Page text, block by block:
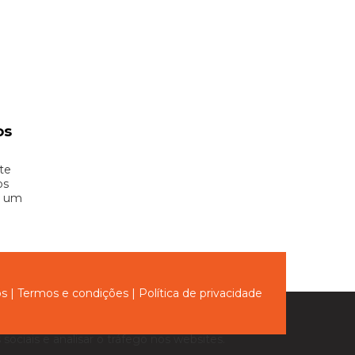
um
| Termos e condições | Política de privacidade
e analisar o tráfego nos websites.